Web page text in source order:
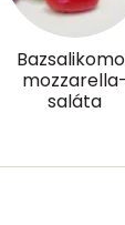
mozzarella-
saláta